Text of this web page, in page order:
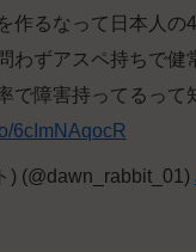
作るなって日本人の
わずアスペ持ちで健
で障害持ってるって
6cImNAqocR
(@dawn_rabbit_01)